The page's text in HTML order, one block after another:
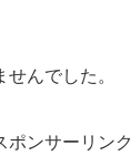
んでした。
ポンサーリンク